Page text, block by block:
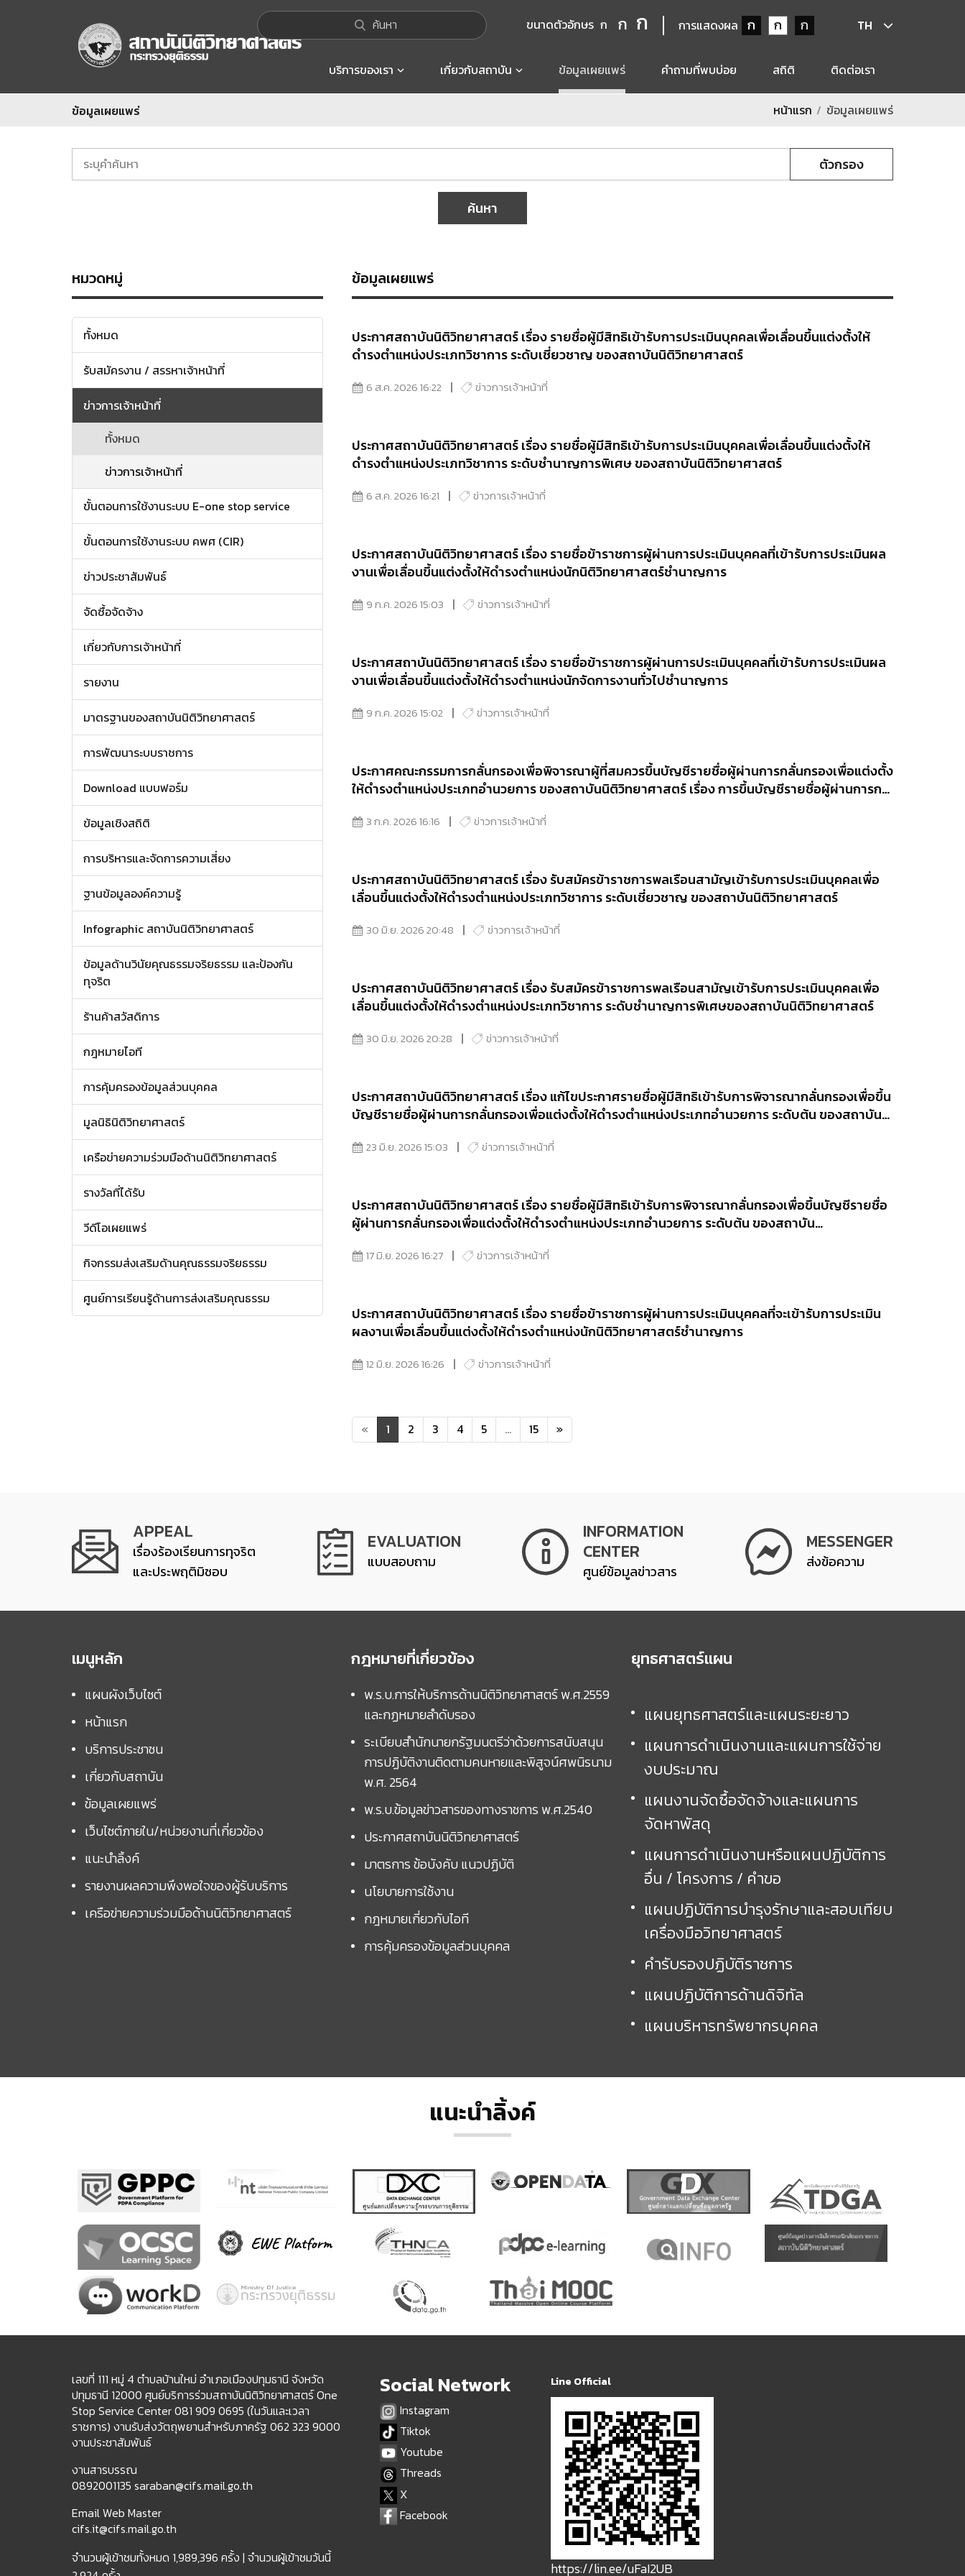
ค้นหา ขนาดตัวอักษร ก ก ก การแสดงผล ก ก ก TH
บริการของเรา เกี่ยวกับสถาบัน ข้อมูลเผยแพร่ คำถามที่พบบ่อย สถิติ ติดต่อเรา
ข้อมูลเผยแพร่ หน้าแรก ข้อมูลเผยแพร่
ตัวกรอง
ค้นหา
หมวดหมู่
ทั้งหมด
รับสมัครงาน / สรรหาเจ้าหน้าที่
ข่าวการเจ้าหน้าที่
ทั้งหมด
ข่าวการเจ้าหน้าที่
ขั้นตอนการใช้งานระบบ E-one stop service
ขั้นตอนการใช้งานระบบ คพศ (CIR)
ข่าวประชาสัมพันธ์
จัดซื้อจัดจ้าง
เกี่ยวกับการเจ้าหน้าที่
รายงาน
มาตรฐานของสถาบันนิติวิทยาศาสตร์
การพัฒนาระบบราชการ
Download แบบฟอร์ม
ข้อมูลเชิงสถิติ
การบริหารและจัดการความเสี่ยง
ฐานข้อมูลองค์ความรู้
Infographic สถาบันนิติวิทยาศาสตร์
ข้อมูลด้านวินัยคุณธรรมจริยธรรม และป้องกัน
ทุจริต
ร้านค้าสวัสดิการ
กฎหมายไอที
การคุ้มครองข้อมูลส่วนบุคคล
มูลนิธินิติวิทยาศาสตร์
เครือข่ายความร่วมมือด้านนิติวิทยาศาสตร์
รางวัลที่ได้รับ
วีดีโอเผยแพร่
กิจกรรมส่งเสริมด้านคุณธรรมจริยธรรม
ศูนย์การเรียนรู้ด้านการส่งเสริมคุณธรรม
ข้อมูลเผยแพร่
ประกาศสถาบันนิติวิทยาศาสตร์ เรื่อง รายชื่อผู้มีสิทธิเข้ารับการประเมินบุคคลเพื่อเลื่อนขึ้นแต่งตั้งให้
ดำรงตำแหน่งประเภทวิชาการ ระดับเชี่ยวชาญ ของสถาบันนิติวิทยาศาสตร์
6 ส.ค. 2026 16:22 ข่าวการเจ้าหน้าที่
ประกาศสถาบันนิติวิทยาศาสตร์ เรื่อง รายชื่อผู้มีสิทธิเข้ารับการประเมินบุคคลเพื่อเลื่อนขึ้นแต่งตั้งให้
ดำรงตำแหน่งประเภทวิชาการ ระดับชำนาญการพิเศษ ของสถาบันนิติวิทยาศาสตร์
6 ส.ค. 2026 16:21 ข่าวการเจ้าหน้าที่
ประกาศสถาบันนิติวิทยาศาสตร์ เรื่อง รายชื่อข้าราชการผู้ผ่านการประเมินบุคคลที่เข้ารับการประเมินผล
งานเพื่อเลื่อนขึ้นแต่งตั้งให้ดำรงตำแหน่งนักนิติวิทยาศาสตร์ชำนาญการ
9 ก.ค. 2026 15:03 ข่าวการเจ้าหน้าที่
ประกาศสถาบันนิติวิทยาศาสตร์ เรื่อง รายชื่อข้าราชการผู้ผ่านการประเมินบุคคลที่เข้ารับการประเมินผล
งานเพื่อเลื่อนขึ้นแต่งตั้งให้ดำรงตำแหน่งนักจัดการงานทั่วไปชำนาญการ
9 ก.ค. 2026 15:02 ข่าวการเจ้าหน้าที่
ประกาศคณะกรรมการกลั่นกรองเพื่อพิจารณาผู้ที่สมควรขึ้นบัญชีรายชื่อผู้ผ่านการกลั่นกรองเพื่อแต่งตั้ง
ให้ดำรงตำแหน่งประเภทอำนวยการ ของสถาบันนิติวิทยาศาสตร์ เรื่อง การขึ้นบัญชีรายชื่อผู้ผ่านการก
3 ก.ค. 2026 16:16 ข่าวการเจ้าหน้าที่
ประกาศสถาบันนิติวิทยาศาสตร์ เรื่อง รับสมัครข้าราชการพลเรือนสามัญเข้ารับการประเมินบุคคลเพื่อ
เลื่อนขึ้นแต่งตั้งให้ดำรงตำแหน่งประเภทวิชาการ ระดับเชี่ยวชาญ ของสถาบันนิติวิทยาศาสตร์
30 มิ.ย. 2026 20:48 ข่าวการเจ้าหน้าที่
ประกาศสถาบันนิติวิทยาศาสตร์ เรื่อง รับสมัครข้าราชการพลเรือนสามัญเข้ารับการประเมินบุคคลเพื่อ
เลื่อนขึ้นแต่งตั้งให้ดำรงตำแหน่งประเภทวิชาการ ระดับชำนาญการพิเศษของสถาบันนิติวิทยาศาสตร์
30 มิ.ย. 2026 20:28 ข่าวการเจ้าหน้าที่
ประกาศสถาบันนิติวิทยาศาสตร์ เรื่อง แก้ไขประกาศรายชื่อผู้มีสิทธิเข้ารับการพิจารณากลั่นกรองเพื่อขึ้น
บัญชีรายชื่อผู้ผ่านการกลั่นกรองเพื่อแต่งตั้งให้ดำรงตำแหน่งประเภทอำนวยการ ระดับต้น ของสถาบัน
23 มิ.ย. 2026 15:03 ข่าวการเจ้าหน้าที่
ประกาศสถาบันนิติวิทยาศาสตร์ เรื่อง รายชื่อผู้มีสิทธิเข้ารับการพิจารณากลั่นกรองเพื่อขึ้นบัญชีรายชื่ิอ
ผู้ผ่านการกลั่นกรองเพื่อแต่งตั้งให้ดำรงตำแหน่งประเภทอำนวยการ ระดับต้น ของสถาบัน
17 มิ.ย. 2026 16:27 ข่าวการเจ้าหน้าที่
ประกาศสถาบันนิติวิทยาศาสตร์ เรื่อง รายชื่อข้าราชการผู้ผ่านการประเมินบุคคลที่จะเข้ารับการประเมิน
ผลงานเพื่อเลื่อนขึ้นแต่งตั้งให้ดำรงตำแหน่งนักนิติวิทยาศาสตร์ชำนาญการ
12 มิ.ย. 2026 16:26 ข่าวการเจ้าหน้าที่
« 1 2 3 4 5 ... 15 »
APPEAL
เรื่องร้องเรียนการทุจริต
และประพฤติมิชอบ
EVALUATION
แบบสอบถาม
INFORMATION
CENTER
ศูนย์ข้อมูลข่าวสาร
MESSENGER
ส่งข้อความ
เมนูหลัก
แผนผังเว็บไซต์
หน้าแรก
บริการประชาชน
เกี่ยวกับสถาบัน
ข้อมูลเผยแพร่
เว็บไซต์ภายใน/หน่วยงานที่เกี่ยวข้อง
แนะนำลิ้งค์
รายงานผลความพึงพอใจของผู้รับบริการ
เครือข่ายความร่วมมือด้านนิติวิทยาศาสตร์
กฎหมายที่เกี่ยวข้อง
พ.ร.บ.การให้บริการด้านนิติวิทยาศาสตร์ พ.ศ.2559
และกฏหมายลำดับรอง
ระเบียบสำนักนายกรัฐมนตรีว่าด้วยการสนับสนุน
การปฏิบัติงานติดตามคนหายและพิสูจน์ศพนิรนาม
พ.ศ. 2564
พ.ร.บ.ข้อมูลข่าวสารของทางราชการ พ.ศ.2540
ประกาศสถาบันนิติวิทยาศาสตร์
มาตรการ ข้อบังคับ แนวปฏิบัติ
นโยบายการใช้งาน
กฎหมายเกี่ยวกับไอที
การคุ้มครองข้อมูลส่วนบุคคล
ยุทธศาสตร์แผน
แผนยุทธศาสตร์และแผนระยะยาว
แผนการดำเนินงานและแผนการใช้จ่าย
งบประมาณ
แผนงานจัดซื้อจัดจ้างและแผนการ
จัดหาพัสดุ
แผนการดำเนินงานหรือแผนปฏิบัติการ
อื่น / โครงการ / คำขอ
แผนปฏิบัติการบำรุงรักษาและสอบเทียบ
เครื่องมือวิทยาศาสตร์
คำรับรองปฏิบัติราชการ
แผนปฏิบัติการด้านดิจิทัล
แผนบริหารทรัพยากรบุคคล
แนะนำลิ้งค์
เลขที่ 111 หมู่ 4 ตำบลบ้านใหม่ อำเภอเมืองปทุมธานี จังหวัด
ปทุมธานี 12000 ศูนย์บริการร่วมสถาบันนิติวิทยาศาสตร์ One
Stop Service Center 081 909 0695 (ในวันและเวลา
ราชการ) งานรับส่งวัตถุพยานสำหรับภาครัฐ 062 323 9000
งานประชาสัมพันธ์
งานสารบรรณ
0892001135 saraban@cifs.mail.go.th
Email Web Master
cifs.it@cifs.mail.go.th
จำนวนผู้เข้าชมทั้งหมด 1,989,396 ครั้ง | จำนวนผู้เข้าชมวันนี้
Social Network
Instagram
Tiktok
Youtube
Threads
X
Facebook
Line Official
https://lin.ee/uFaI2UB